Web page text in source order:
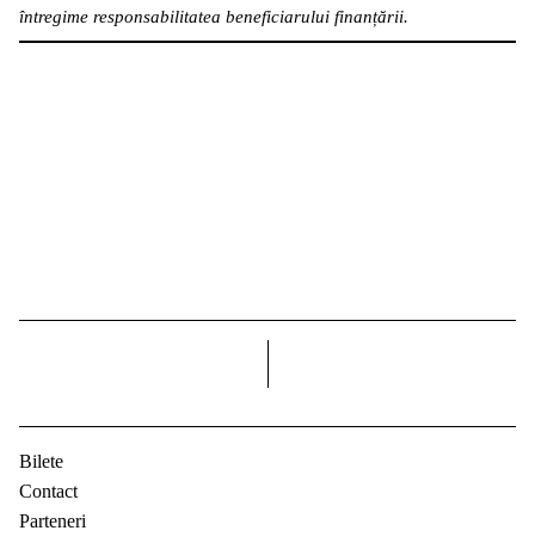
întregime responsabilitatea beneficiarului finanțării.
Bilete
Contact
Parteneri